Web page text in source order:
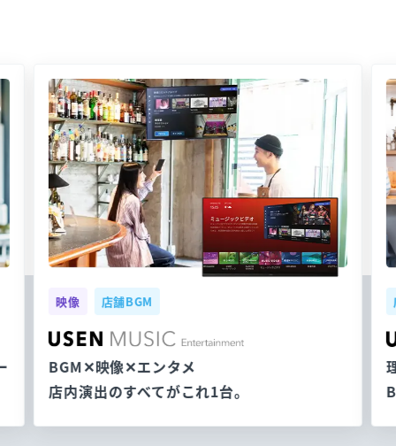
映像 店舗BGM
BGM✕映像✕エンタメ
店内演出のすべてがこれ1台。